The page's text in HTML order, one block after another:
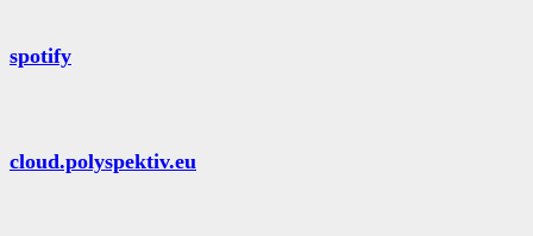
spotify
cloud.polyspektiv.eu